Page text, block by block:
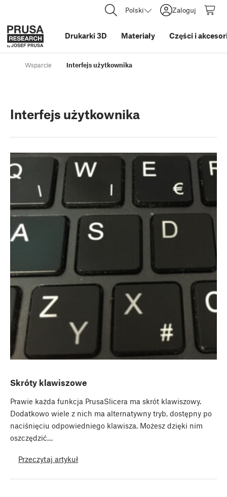
Polski Zaloguj
Drukarki 3D Materiały Części i
Wsparcie Interfejs użytkownika
Interfejs użytkownika
Skróty klawiszowe
Prawie każda funkcja PrusaSlicera ma skrót klawiszowy.
Dodatkowo wiele z nich ma alternatywny tryb, dostępny po
naciśnięciu odpowiedniego klawisza. Możesz dzięki nim
oszczędzić…
Przeczytaj artykuł